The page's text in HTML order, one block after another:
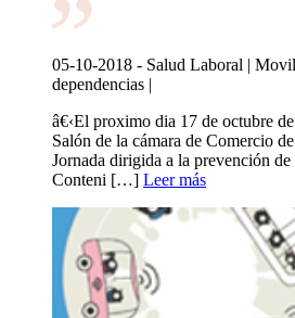
05-10-2018 - Salud Laboral |
dependencias |
â€‹El proximo dia 17 de octubre
Salón de la cámara de Comercio
Jornada dirigida a la prevención
Conteni […] Leer más